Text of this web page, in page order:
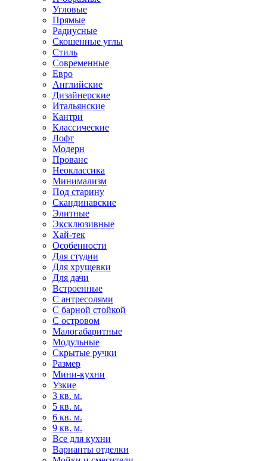
Угловые
Прямые
Радиусные
Скошенные углы
Стиль
Современные
Евро
Английские
Дизайнерские
Итальянские
Кантри
Классические
Лофт
Модерн
Прованс
Неоклассика
Минимализм
Под старину
Скандинавские
Элитные
Эксклюзивные
Хай-тек
Особенности
Для студии
Для хрущевки
Для дачи
Встроенные
С антресолями
С барной стойкой
С островом
Малогабаритные
Модульные
Скрытые ручки
Размер
Мини-кухни
Узкие
3 кв. м.
5 кв. м.
6 кв. м.
9 кв. м.
Все для кухни
Варианты отделки